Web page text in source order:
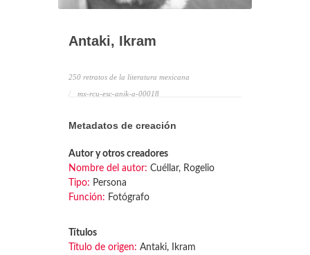
Antaki, Ikram
250 retratos de la literatura mexicana
mx-rcu-esc-anik-a-00018
Metadatos de creación
Autor y otros creadores
Nombre del autor: Cuéllar, Rogelio
Tipo: Persona
Función: Fotógrafo
Títulos
Título de origen: Antaki, Ikram